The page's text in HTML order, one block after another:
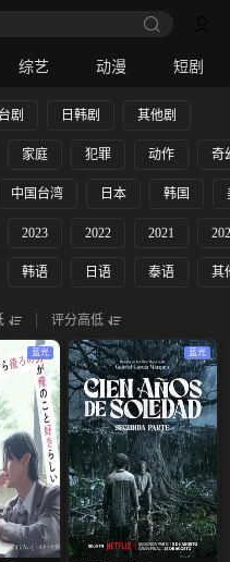
综艺 动漫 短剧
剧 日韩剧 其他剧
家庭 犯罪 动作 奇
中国台湾 日本 韩国
2023 2022 2021
韩语 日语 泰语 其
评分高低
蓝光 蓝光